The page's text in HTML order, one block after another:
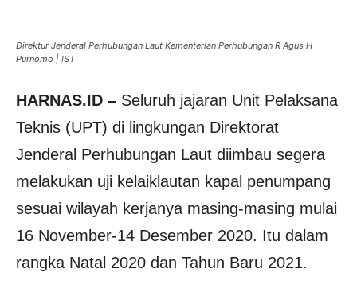
Direktur Jenderal Perhubungan Laut Kementerian Perhubungan R Agus H
Purnomo | IST
HARNAS.ID – Seluruh jajaran Unit Pelaksana
Teknis (UPT) di lingkungan Direktorat
Jenderal Perhubungan Laut diimbau segera
melakukan uji kelaiklautan kapal penumpang
sesuai wilayah kerjanya masing-masing mulai
16 November-14 Desember 2020. Itu dalam
rangka Natal 2020 dan Tahun Baru 2021.